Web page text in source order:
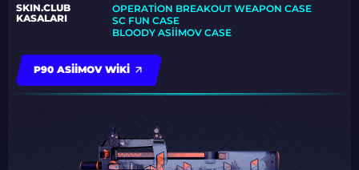
SKIN.CLUB
KASALARI
OPERATION BREAKOUT WEAPON CASE
SC FUN CASE
BLOODY ASIIMOV CASE
P90 ASIIMOV WIKI